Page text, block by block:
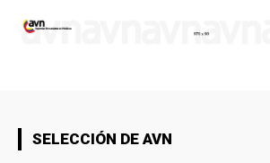
SELECCIÓN DE AVN